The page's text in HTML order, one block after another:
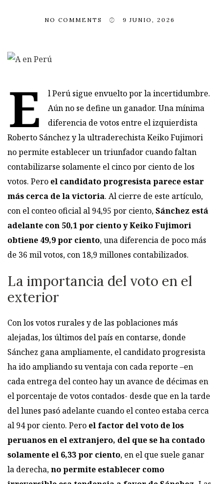
NO COMMENTS 9 JUNIO, 2026
E
l Perú sigue envuelto por la incertidumbre.
Aún no se define un ganador. Una mínima
diferencia de votos entre el izquierdista
Roberto Sánchez y la ultraderechista Keiko Fujimori
no permite establecer un triunfador cuando faltan
contabilizarse solamente el cinco por ciento de los
votos. Pero el candidato progresista parece estar
más cerca de la victoria. Al cierre de este artículo,
con el conteo oficial al 94,95 por ciento,Sánchez está
adelante con 50,1 por ciento y Keiko Fujimori
obtiene 49,9 por ciento, una diferencia de poco más
de 36 mil votos, con 18,9 millones contabilizados.
La importancia del voto en el
exterior
Con los votos rurales y de las poblaciones más
alejadas, los últimos del país en contarse, donde
Sánchez gana ampliamente, el candidato progresista
ha ido ampliando su ventaja con cada reporte –en
cada entrega del conteo hay un avance de décimas en
el porcentaje de votos contados- desde que en la tarde
del lunes pasó adelante cuando el conteo estaba cerca
al 94 por ciento. Pero el factor del voto de los
peruanos en el extranjero, del que se ha contado
solamente el 6,33 por ciento, en el que suele ganar
la derecha,no permite establecer como